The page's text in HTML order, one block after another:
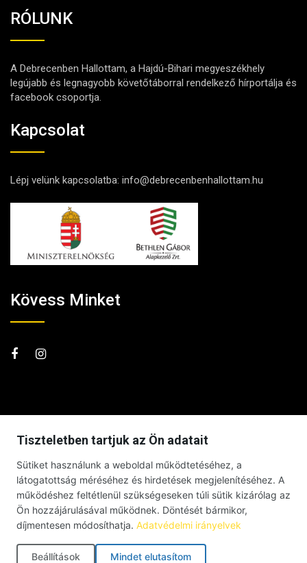
RÓLUNK
A Debrecenben Hallottam, a Hajdú-Bihari megyeszékhely
legújabb és legnagyobb követőtáborral rendelkező hírportálja és
facebook csoportja.
Kapcsolat
Lépj velünk kapcsolatba: info@debrecenbenhallottam.hu
Kövess Minket
Tiszteletben tartjuk az Ön adatait
Sütiket használunk a weboldal működtetéséhez, a
látogatottság méréséhez és hirdetések megjelenítéséhez. A
működéshez feltétlenül szükségeseken túli sütik kizárólag az
Ön hozzájárulásával működnek. Döntését bármikor,
díjmentesen módosíthatja. Adatvédelmi irányelvek
Beállítások Mindet elutasítom